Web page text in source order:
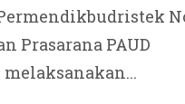
Prasarana PAUD